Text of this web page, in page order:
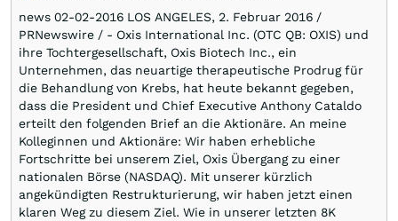
news 02-02-2016 LOS ANGELES, 2. Februar 2016 /
PRNewswire / - Oxis International Inc. (OTC QB: OXIS) und
ihre Tochtergesellschaft, Oxis Biotech Inc., ein
Unternehmen, das neuartige therapeutische Prodrug für
die Behandlung von Krebs, hat heute bekannt gegeben,
dass die President und Chief Executive Anthony Cataldo
erteilt den folgenden Brief an die Aktionäre. An meine
Kolleginnen und Aktionäre: Wir haben erhebliche
Fortschritte bei unserem Ziel, Oxis Übergang zu einer
nationalen Börse (NASDAQ). Mit unserer kürzlich
angekündigten Restrukturierung, wir haben jetzt einen
klaren Weg zu diesem Ziel. Wie in unserer letzten 8K